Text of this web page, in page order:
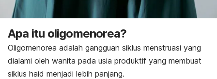
Apa itu oligomenorea?
Oligomenorea adalah gangguan siklus menstruasi yang
dialami oleh wanita pada usia produktif yang membuat
siklus haid menjadi lebih panjang.